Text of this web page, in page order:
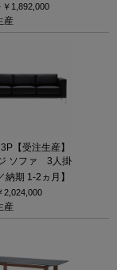
￥1,892,000
産
【受注生産】
ソファ 3人掛
納期 1-2ヵ月】
2,024,000
産